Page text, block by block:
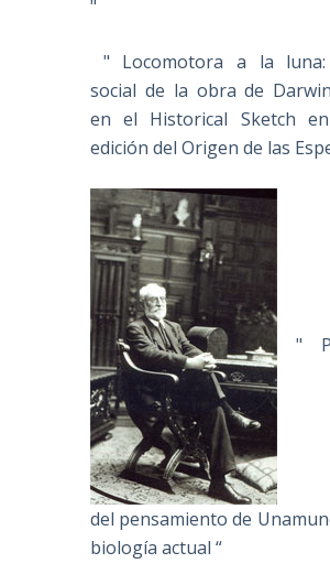
"
" Locomotora a la luna:
social de la obra de
en el Historical Sketch
edición del Origen de las
"
del pensamiento de
biología actual “